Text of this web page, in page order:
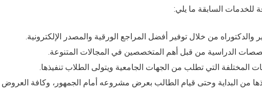
للخدمات السابقة ما يلي:
والدكتوراه من خلال توفير أفضل المراجع الورقية والمصدر الإلكترونية.
الدراسية من قبل أهم المتخصصين في المجالات المتنوعة.
المختلفة التي تطلب من الجهات الجامعية ويتولى الطلاب تنفيذها.
من البداية وحتى قيام الطالب بعرض مشروعه أمام الجمهور، وكافة العروض